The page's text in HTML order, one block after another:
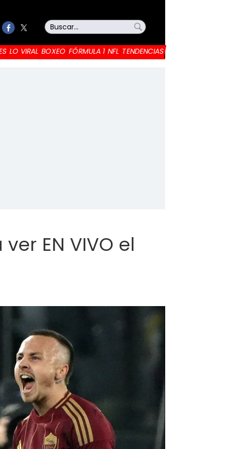
LO VIRAL BOXEO FÓRMULA 1 NFL TENDENCIAS
EN VIVO el